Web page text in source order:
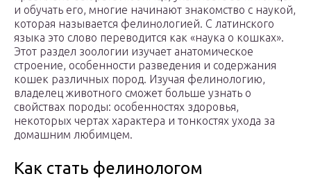
и обучать его, многие начинают знакомство с наукой,
которая называется фелинологией. С латинского
языка это слово переводится как «наука о кошках».
Этот раздел зоологии изучает анатомическое
строение, особенности разведения и содержания
кошек различных пород. Изучая фелинологию,
владелец животного сможет больше узнать о
свойствах породы: особенностях здоровья,
некоторых чертах характера и тонкостях ухода за
домашним любимцем.
Как стать фелинологом